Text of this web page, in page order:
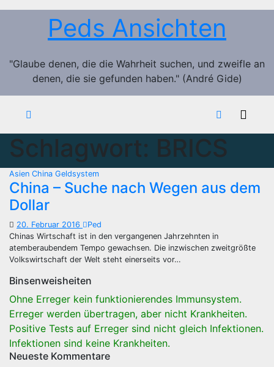
Zum
Peds Ansichten
"Glaube denen, die die Wahrheit suchen, und zweifle an
denen, die sie gefunden haben." (André Gide)
Schlagwort: BRICS
Asien China Geldsystem
China – Suche nach Wegen aus dem
Dollar
20. Februar 2016
Ped
Chinas Wirtschaft ist in den vergangenen Jahrzehnten in
atemberaubendem Tempo gewachsen. Die inzwischen zweitgrößte
Volkswirtschaft der Welt steht einerseits vor…
Binsenweisheiten
Ohne Erreger kein funktionierendes Immunsystem.
Erreger werden übertragen, aber nicht Krankheiten.
Positive Tests auf Erreger sind nicht gleich Infektionen.
Infektionen sind keine Krankheiten.
Neueste Kommentare